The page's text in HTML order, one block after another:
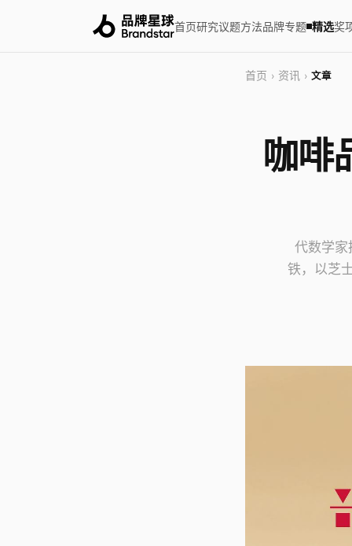
首页研究议题方法品牌专题 精选奖
首页 › 资讯 › 文章
咖啡
代数学家
铁，以芝